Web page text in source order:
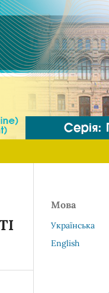
Мова
Українська
English